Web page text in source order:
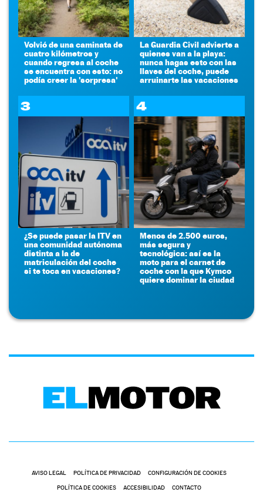
Volvió de una caminata de
cuatro kilómetros y
cuando regresa al coche
se encuentra con esto: no
podía creer la 'sorpresa'
La Guardia Civil advierte a
quienes van a la playa:
nunca hagas esto con las
llaves del coche, puede
arruinarte las vacaciones
3
¿Se puede pasar la ITV en
una comunidad autónoma
distinta a la de
matriculación del coche
si te toca en vacaciones?
4
Menos de 2.500 euros,
más segura y
tecnológica: así es la
moto para el carnet de
coche con la que Kymco
quiere dominar la ciudad
AVISO LEGAL POLÍTICA DE PRIVACIDAD CONFIGURACIÓN DE COOKIES
POLÍTICA DE COOKIES ACCESIBILIDAD CONTACTO